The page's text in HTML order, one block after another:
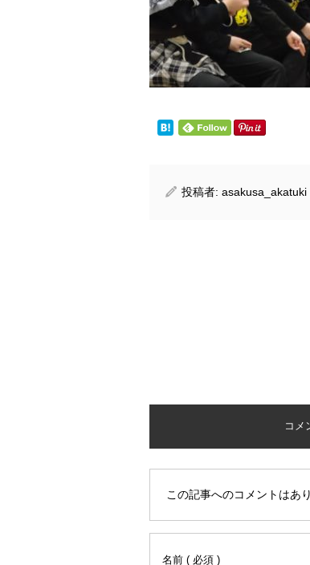
投稿者:asakusa_akatuki
コメ
この記事へのコメントはあ
名前 ( 必須 )